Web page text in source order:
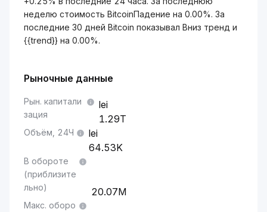
неделю стоимость BitcoinПадение на 0.00%. За
последние 30 дней Bitcoin показывал Вниз тренд и
{{trend}} на 0.00%.
Рыночные данные
Рын. капитали
зация
1.29T
Объём, 24Ч
64.53K
В обороте
(приблизите
льно)
20.07M
Макс. оборо